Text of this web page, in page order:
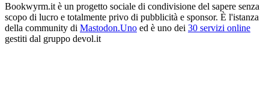
Bookwyrm.it è un progetto sociale di condivisione del sapere senza
scopo di lucro e totalmente privo di pubblicità e sponsor. È l'istanza
della community di Mastodon.Uno ed è uno dei 30 servizi online
gestiti dal gruppo devol.it